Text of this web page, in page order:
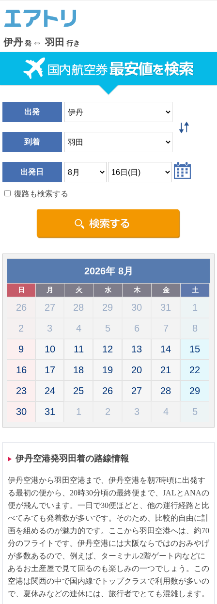
伊丹 発 ⇔ 羽田 行き
出発
到着
出発日
復路も検索する
2026年 8月
日 月 火 水 木 金 土
26 27 28 29 30 31
1
2
3 4 5 6 7
8
9
10 11 12 13 14
15
16
17 18 19 20 21
22
23
24 25 26 27 28
29
30
31 1 2 3 4 5
伊丹空港発羽田着の路線情報
伊丹空港から羽田空港まで、伊丹空港を朝7時頃に出発す
る最初の便から、20時30分頃の最終便まで、JALとANAの
便が飛んでいます。一日で30便ほどと、他の運行経路と比
べてみても発着数が多いです。そのため、比較的自由に計
画を組めるのが魅力的です。ここから羽田空港へは、約70
分のフライトです。伊丹空港には大阪ならではのおみやげ
が多数あるので、例えば、ターミナル2階ゲート内などに
あるお土産屋で見て回るのも楽しみの一つでしょう。この
空港は関西の中で国内線でトップクラスで利用数が多いの
で、夏休みなどの連休には、旅行者でとても混雑します。